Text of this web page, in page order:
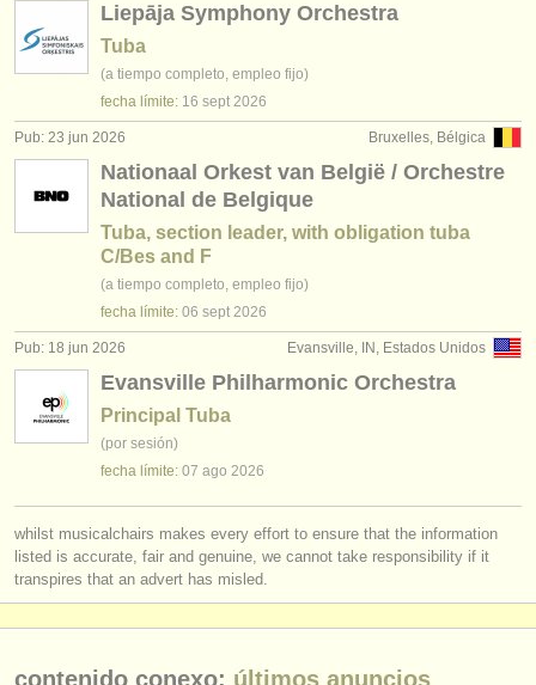
editor:
anúnciese con nosotros
find out about our
ATS faq
iniciar sesión
Liepāja Symphony Orchestra
Tuba
(a tiempo completo, empleo fijo)
fecha límite: 16 sept 2026
Bruxelles, Bélgica
Pub: 23 jun 2026
Nationaal Orkest van België / Orchestre
National de Belgique
Tuba, section leader, with obligation tuba
C/Bes and F
(a tiempo completo, empleo fijo)
fecha límite: 06 sept 2026
Evansville, IN, Estados Unidos
Pub: 18 jun 2026
Evansville Philharmonic Orchestra
Principal Tuba
(por sesión)
fecha límite: 07 ago 2026
whilst musicalchairs makes every effort to ensure that the information
listed is accurate, fair and genuine, we cannot take responsibility if it
transpires that an advert has misled.
contenido conexo: últimos anuncios